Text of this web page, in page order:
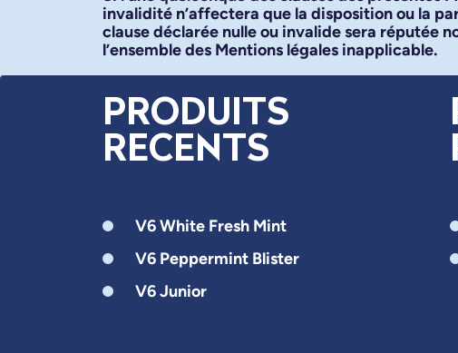
invalidité n’affectera que la disposition ou la
clause déclarée nulle ou invalide sera réputée
l’ensemble des Mentions légales inapplicable.
PRODUITS
RECENTS
V6 White Fresh Mint
V6 Peppermint Blister
V6 Junior